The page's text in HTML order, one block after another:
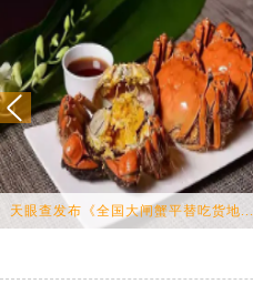
天眼查发布《全国大闸蟹平替吃货地...